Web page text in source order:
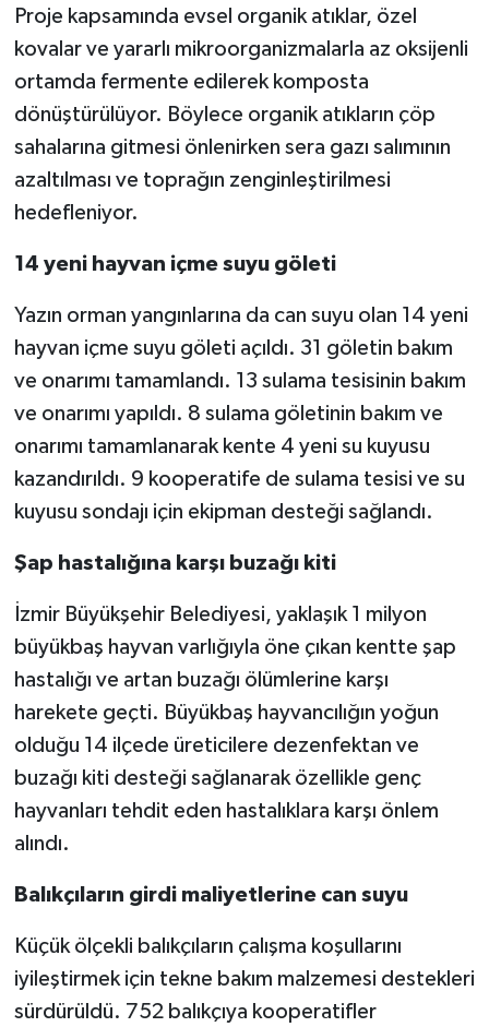
Proje kapsamında evsel organik atıklar, özel
kovalar ve yararlı mikroorganizmalarla az oksijenli
ortamda fermente edilerek komposta
dönüştürülüyor. Böylece organik atıkların çöp
sahalarına gitmesi önlenirken sera gazı salımının
azaltılması ve toprağın zenginleştirilmesi
hedefleniyor.
14 yeni hayvan içme suyu göleti
Yazın orman yangınlarına da can suyu olan 14 yeni
hayvan içme suyu göleti açıldı. 31 göletin bakım
ve onarımı tamamlandı. 13 sulama tesisinin bakım
ve onarımı yapıldı. 8 sulama göletinin bakım ve
onarımı tamamlanarak kente 4 yeni su kuyusu
kazandırıldı. 9 kooperatife de sulama tesisi ve su
kuyusu sondajı için ekipman desteği sağlandı.
Şap hastalığına karşı buzağı kiti
İzmir Büyükşehir Belediyesi, yaklaşık 1 milyon
büyükbaş hayvan varlığıyla öne çıkan kentte şap
hastalığı ve artan buzağı ölümlerine karşı
harekete geçti. Büyükbaş hayvancılığın yoğun
olduğu 14 ilçede üreticilere dezenfektan ve
buzağı kiti desteği sağlanarak özellikle genç
hayvanları tehdit eden hastalıklara karşı önlem
alındı.
Balıkçıların girdi maliyetlerine can suyu
Küçük ölçekli balıkçıların çalışma koşullarını
iyileştirmek için tekne bakım malzemesi destekleri
sürdürüldü. 752 balıkçıya kooperatifler